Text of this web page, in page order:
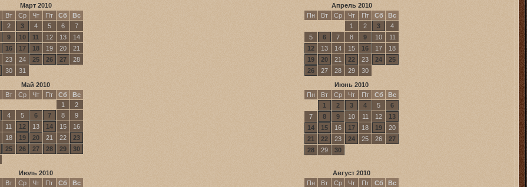
Март 2010
Вт Ср Чт Пт Сб
Вс
2 3 4 5 6
7
9 10 11 12 13
14
16 17 18 19 20
21
23 24 25 26 27
28
30 31
Апрель 2010
Пн
Вт Ср Чт Пт Сб
Вс
1
2 3
4
5
6 7 8 9 10
11
12
13 14 15 16 17
18
19
20 21 22 23 24
25
26
27 28 29
30
Май 2010
Вт Ср Чт Пт Сб
Вс
1
2
4 5 6 7 8
9
11 12 13 14 15
16
18 19 20 21 22
23
25 26 27 28 29
30
Июнь 2010
Пн
Вт Ср Чт Пт Сб
Вс
1
2 3 4 5
6
7
8 9 10 11 12
13
14
15 16 17 18 19
20
21
22 23 24 25 26
27
28
29 30
Июль 2010
Вт Ср Чт Пт Сб
Вс
Август 2010
Пн
Вт Ср Чт Пт Сб
Вс